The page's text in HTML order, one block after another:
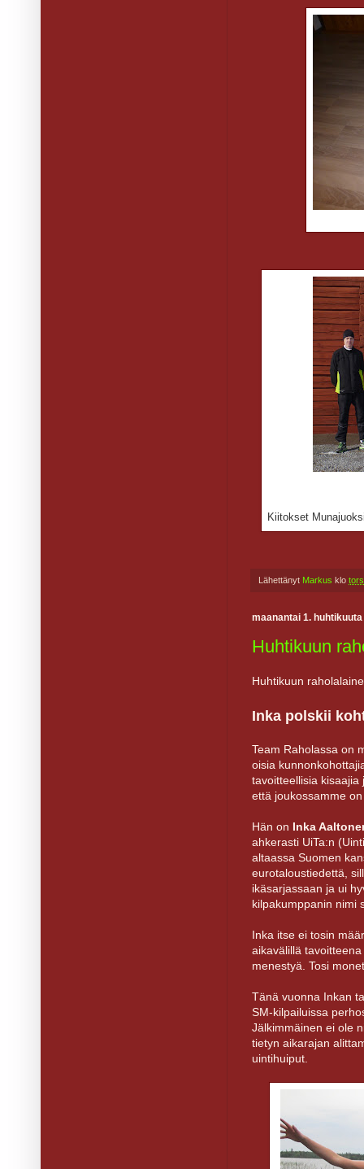
Kiitokset
Lähettänyt Markus klo
maanantai 1. huhtikuuta
Huhtikuun
Huhtikuun
Inka polskii
Team Raholassa on
oisia
tavoitteellisia
että joukossamme
Hän on Inka
ahkerasti UiTa:n
altaassa Suomen
eurotaloustiedettä,
ikäsarjassaan ja ui
kilpakumppanin nimi
Inka itse ei tosin
aikavälillä
menestyä. Tosi
Tänä vuonna Inkan
SM-kilpailuissa
Jälkimmäinen ei ole
tietyn aikarajan
uintihuiput.